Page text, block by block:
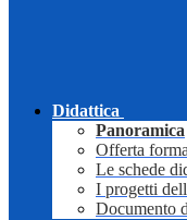
Didattica
Panoramica
Offerta
Le schede
I progetti
Documento